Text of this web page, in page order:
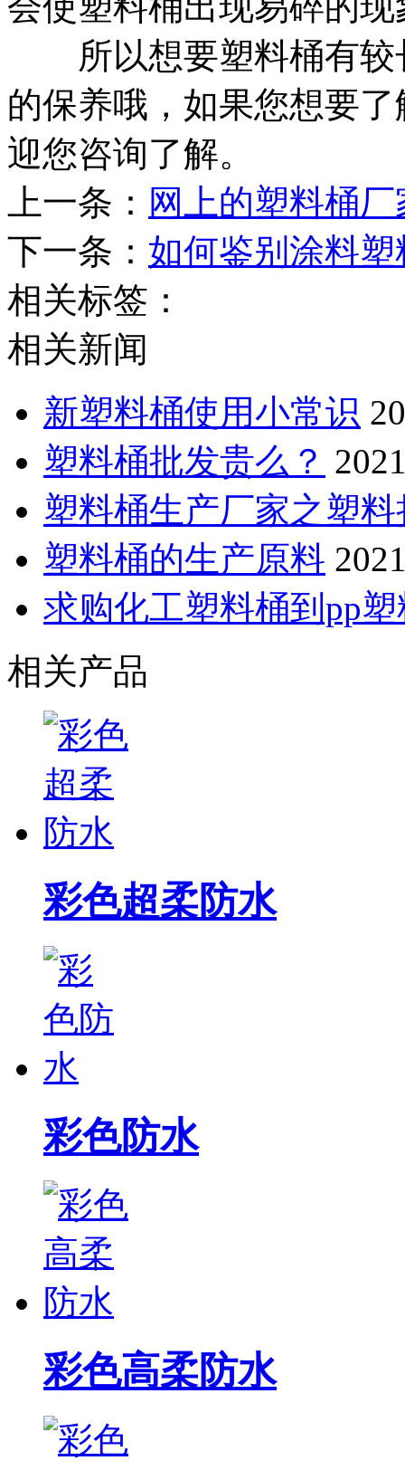
所以想要塑料桶有较
的保养哦，如果您想要
迎您咨询了解。
上一条： 网上的塑料桶
下一条： 如何鉴别涂料塑
相关标签：
相关新闻
新塑料桶使用小常识
塑料桶批发贵么？
塑料桶生产厂家之塑
塑料桶的生产原料
求购化工塑料桶到pp
相关产品
彩色超柔防水
彩色防水
彩色高柔防水